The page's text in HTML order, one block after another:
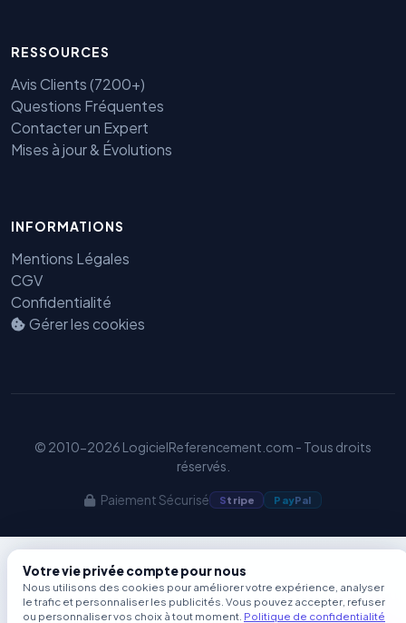
RESSOURCES
Avis Clients (7200+)
Questions Fréquentes
Contacter un Expert
Mises à jour & Évolutions
INFORMATIONS
Mentions Légales
CGV
Confidentialité
Gérer les cookies
© 2010-2026 LogicielReferencement.com - Tous droits
réservés.
Paiement Sécurisé Stripe PayPal
Votre vie privée compte pour nous
Nous utilisons des cookies pour améliorer votre expérience, analyser
le trafic et personnaliser les publicités. Vous pouvez accepter, refuser
ou personnaliser vos choix à tout moment. Politique de confidentialité